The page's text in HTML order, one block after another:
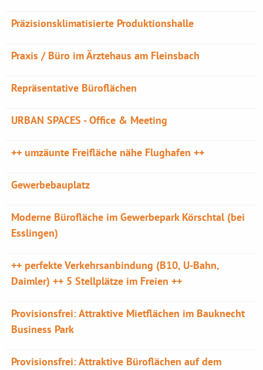
Präzisionsklimatisierte Produktionshalle
Praxis / Büro im Ärztehaus am Fleinsbach
Repräsentative Büroflächen
URBAN SPACES - Office & Meeting
++ umzäunte Freifläche nähe Flughafen ++
Gewerbebauplatz
Moderne Bürofläche im Gewerbepark Körschtal (bei
Esslingen)
++ perfekte Verkehrsanbindung (B10, U-Bahn,
Daimler) ++ 5 Stellplätze im Freien ++
Provisionsfrei: Attraktive Mietflächen im Bauknecht
Business Park
Provisionsfrei: Attraktive Büroflächen auf dem